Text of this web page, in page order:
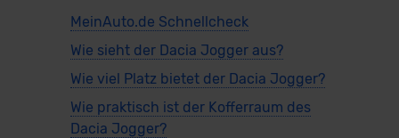
MeinAuto.de Schnellcheck
Wie sieht der Dacia Jogger aus?
Wie viel Platz bietet der Dacia Jogger?
Wie praktisch ist der Kofferraum des
Dacia Jogger?